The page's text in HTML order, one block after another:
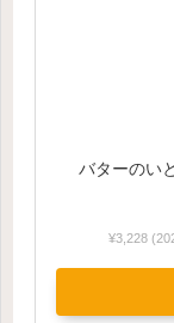
バターのい
¥3,228